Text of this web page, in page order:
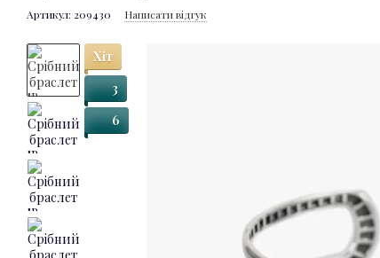
Артикул: 209430 Написати відгук
Хіт
3
6